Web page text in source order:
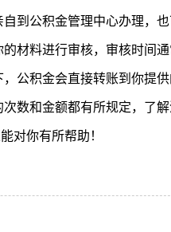
到公积金管理中心办理，
材料进行审核，审核时间
公积金会直接转账到你提
数和金额都有所规定，了
对你有所帮助！